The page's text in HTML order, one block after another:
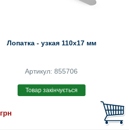
Лопатка - узкая 110x17 мм
Артикул: 855706
грн